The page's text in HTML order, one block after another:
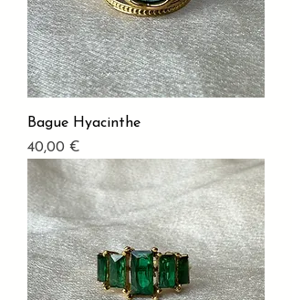
Bague Hyacinthe
Prix
40,00 €